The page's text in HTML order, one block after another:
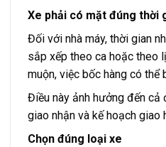
Xe phải có mặt đúng thời
Đối với nhà máy, thời gian
sắp xếp theo ca hoặc theo
muộn, việc bốc hàng có thể
Điều này ảnh hưởng đến cả
giao nhận và kế hoạch giao
Chọn đúng loại xe